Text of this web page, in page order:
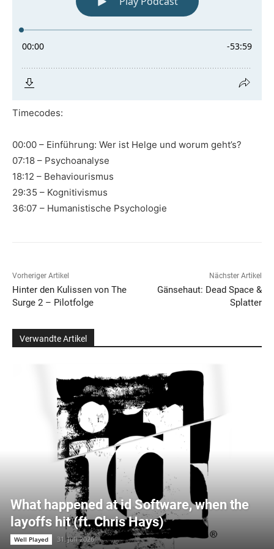
Timecodes:
00:00 – Einführung: Wer ist Helge und worum geht’s?
07:18 – Psychoanalyse
18:12 – Behaviourismus
29:35 – Kognitivismus
36:07 – Humanistische Psychologie
Vorheriger Artikel
Hinter den Kulissen von The
Surge 2 – Pilotfolge
Nächster Artikel
Gänsehaut: Dead Space &
Splatter
Verwandte Artikel
What happened at id Software, when the
layoffs hit (ft. Chris Hays)
Well Played 31. Juli 2026